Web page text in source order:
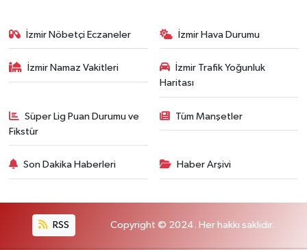
İzmir Nöbetçi Eczaneler İzmir Hava Durumu
İzmir Namaz Vakitleri
İzmir Trafik Yoğunluk
Haritası
Süper Lig Puan Durumu ve
Fikstür
Tüm Manşetler
Son Dakika Haberleri Haber Arşivi
RSS Copyright © 2024. Her hakkı saklıdır.